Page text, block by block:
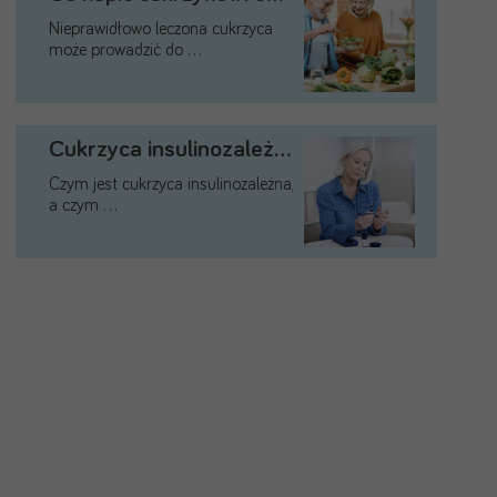
Nieprawidłowo leczona cukrzyca
może prowadzić do …
Cukrzyca insulinozależna i cukrzyca …
Czym jest cukrzyca insulinozależna,
a czym …